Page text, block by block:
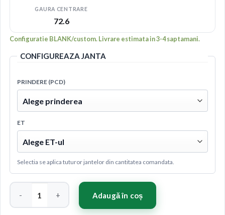
GAURA CENTRARE
72.6
Configuratie BLANK/custom. Livrare estimata in 3-4 saptamani.
CONFIGUREAZA JANTA
PRINDERE (PCD)
ET
Selectia se aplica tuturor jantelor din cantitatea comandata.
Cantitate Concaver CVR8 20x9 ET20-54 BLANK Carbon
Adaugă în coș